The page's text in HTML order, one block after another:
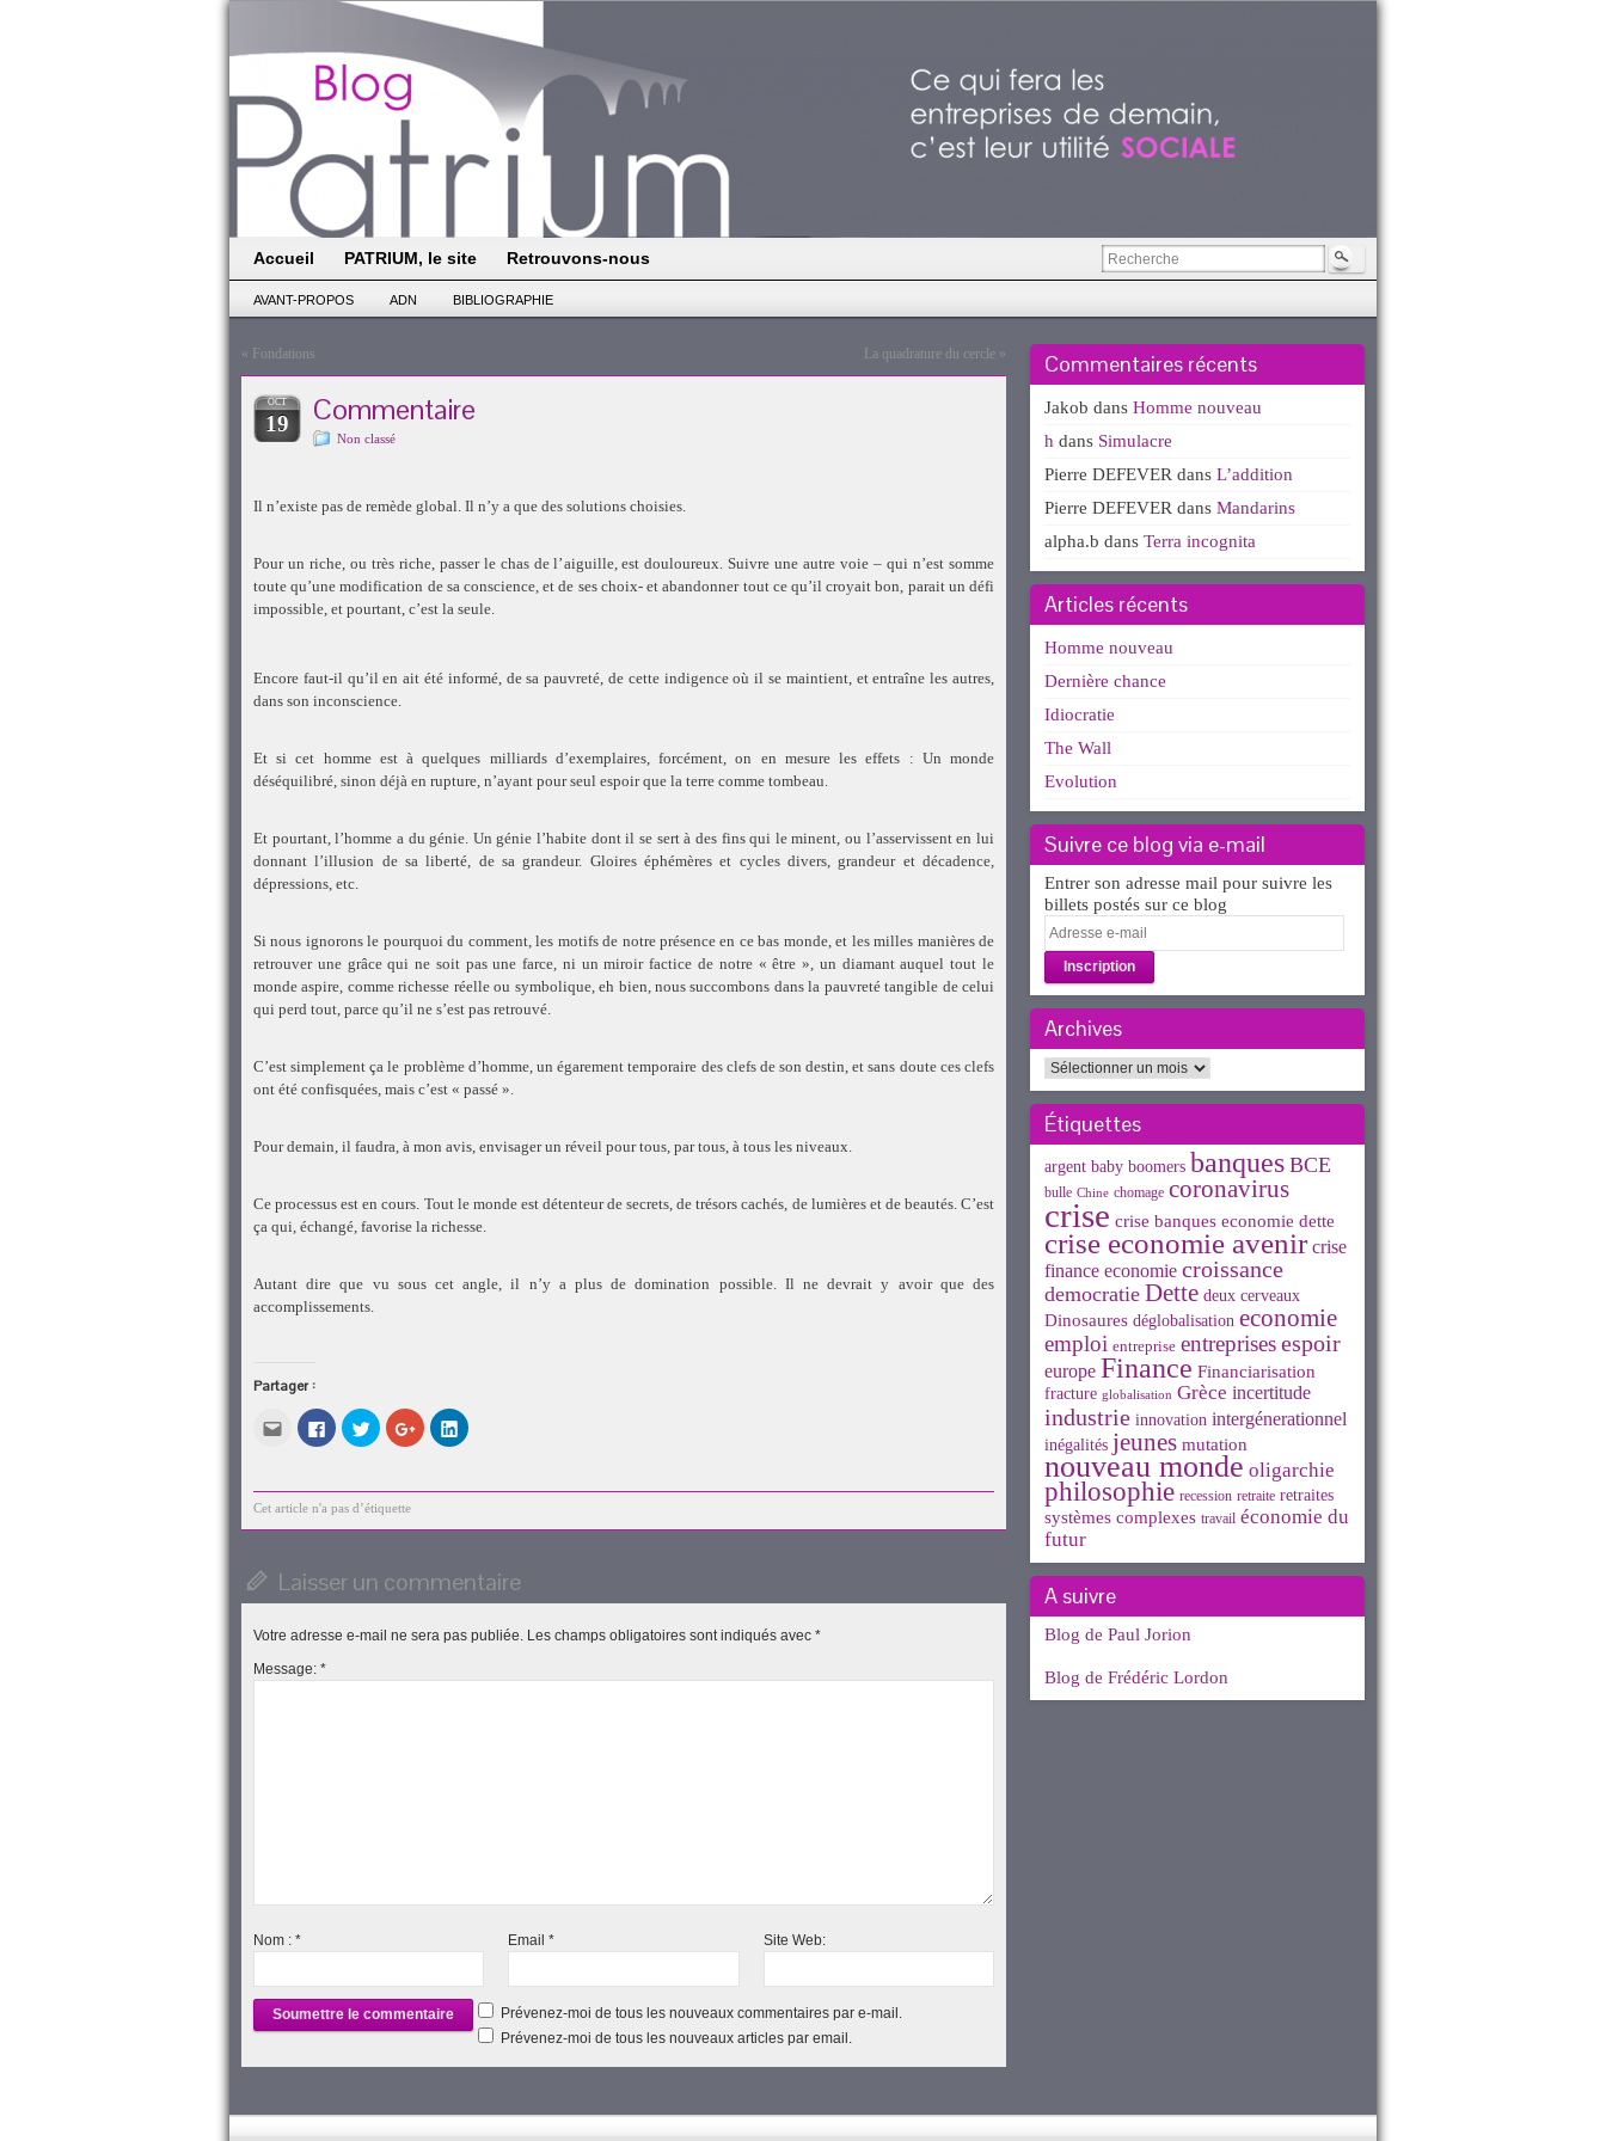
Accueil PATRIUM, le site Retrouvons-nous
AVANT-PROPOS ADN BIBLIOGRAPHIE
« Fondations La quadrature du cercle »
OCT
19 Commentaire
Non classé
Il n’existe pas de remède global. Il n’y a que des solutions choisies.
Pour un riche, ou très riche, passer le chas de l’aiguille, est douloureux. Suivre une autre voie – qui n’est somme
toute qu’une modification de sa conscience, et de ses choix- et abandonner tout ce qu’il croyait bon, parait un défi
impossible, et pourtant, c’est la seule.
Encore faut-il qu’il en ait été informé, de sa pauvreté, de cette indigence où il se maintient, et entraîne les autres,
dans son inconscience.
Et si cet homme est à quelques milliards d’exemplaires, forcément, on en mesure les effets : Un monde
déséquilibré, sinon déjà en rupture, n’ayant pour seul espoir que la terre comme tombeau.
Et pourtant, l’homme a du génie. Un génie l’habite dont il se sert à des fins qui le minent, ou l’asservissent en lui
donnant l’illusion de sa liberté, de sa grandeur. Gloires éphémères et cycles divers, grandeur et décadence,
dépressions, etc.
Si nous ignorons le pourquoi du comment, les motifs de notre présence en ce bas monde, et les milles manières de
retrouver une grâce qui ne soit pas une farce, ni un miroir factice de notre « être », un diamant auquel tout le
monde aspire, comme richesse réelle ou symbolique, eh bien, nous succombons dans la pauvreté tangible de celui
qui perd tout, parce qu’il ne s’est pas retrouvé.
C’est simplement ça le problème d’homme, un égarement temporaire des clefs de son destin, et sans doute ces clefs
ont été confisquées, mais c’est « passé ».
Pour demain, il faudra, à mon avis, envisager un réveil pour tous, par tous, à tous les niveaux.
Ce processus est en cours. Tout le monde est détenteur de secrets, de trésors cachés, de lumières et de beautés. C’est
ça qui, échangé, favorise la richesse.
Autant dire que vu sous cet angle, il n’y a plus de domination possible. Il ne devrait y avoir que des
accomplissements.
Partager :
Cliquez
pour
envoyer
mail
à
nouvelle
fenêtre)
Cliquez
pour
partager
dans
une
Cliquez
pour
partager
dans
une
Cliquez
pour
partager
(ouvre
Cliquez
pour
dans
Cet article n'a pas d’étiquette
Laisser un commentaire
Votre adresse e-mail ne sera pas publiée. Les champs obligatoires sont indiqués avec *
Message: *
Nom : * Email* Site Web:
Prévenez-moi de tous les nouveaux commentaires par e-mail.
Prévenez-moi de tous les nouveaux articles par email.
Commentaires récents
Jakob dans Homme nouveau
h dans Simulacre
Pierre DEFEVER dans L’addition
Pierre DEFEVER dans Mandarins
alpha.b dans Terra incognita
Articles récents
Homme nouveau
Dernière chance
Idiocratie
The Wall
Evolution
Suivre ce blog via e-mail
Entrer son adresse mail pour suivre les
billets postés sur ce blog
Adresse
e-
mail
Archives
Archives
Étiquettes
argent baby boomers banques BCE
bulle Chine chomage coronavirus
crise crise banques economie dette
crise economie avenir crise
finance economie croissance
democratie Dette deux cerveaux
Dinosaures déglobalisation economie
emploi entreprise entreprisesespoir
europe Finance Financiarisation
fracture globalisation Grèce incertitude
industrie innovation intergénerationnel
inégalités jeunes mutation
nouveau monde oligarchie
philosophie recession retraite retraites
systèmes complexes travail économie du
futur
A suivre
Blog de Paul Jorion
Blog de Frédéric Lordon